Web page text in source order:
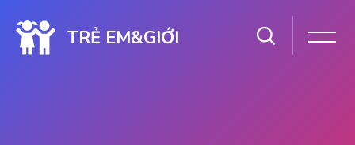
TRẺ EM&GIỚI